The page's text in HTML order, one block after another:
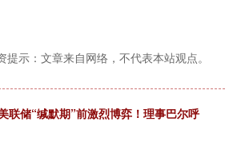
提示：文章来自网络，不代表本站观点。
联储“缄默期”前激烈博弈！理事巴尔呼